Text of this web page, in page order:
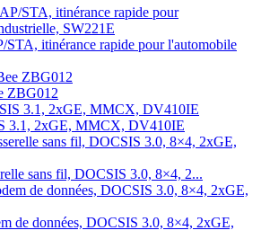
itinérance rapide pour l'automobile
ZBG012
3.1, 2xGE, MMCX, DV410IE
sans fil, DOCSIS 3.0, 8×4, 2...
de données, DOCSIS 3.0, 8×4, 2xGE,